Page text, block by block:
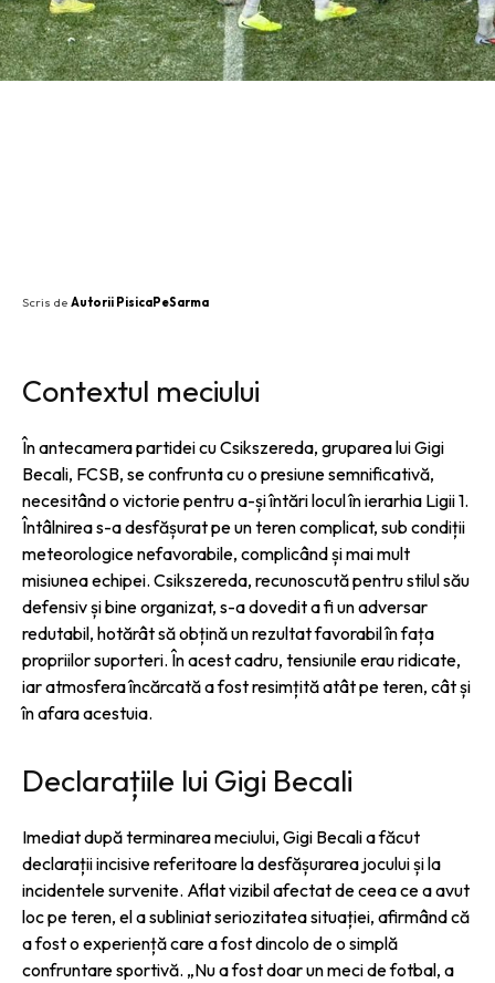
Scris de Autorii PisicaPeSarma
Contextul meciului
În antecamera partidei cu Csikszereda, gruparea lui Gigi
Becali, FCSB, se confrunta cu o presiune semnificativă,
necesitând o victorie pentru a-și întări locul în ierarhia Ligii 1.
Întâlnirea s-a desfășurat pe un teren complicat, sub condiții
meteorologice nefavorabile, complicând și mai mult
misiunea echipei. Csikszereda, recunoscută pentru stilul său
defensiv și bine organizat, s-a dovedit a fi un adversar
redutabil, hotărât să obțină un rezultat favorabil în fața
propriilor suporteri. În acest cadru, tensiunile erau ridicate,
iar atmosfera încărcată a fost resimțită atât pe teren, cât și
în afara acestuia.
Declarațiile lui Gigi Becali
Imediat după terminarea meciului, Gigi Becali a făcut
declarații incisive referitoare la desfășurarea jocului și la
incidentele survenite. Aflat vizibil afectat de ceea ce a avut
loc pe teren, el a subliniat seriozitatea situației, afirmând că
a fost o experiență care a fost dincolo de o simplă
confruntare sportivă. „Nu a fost doar un meci de fotbal, a